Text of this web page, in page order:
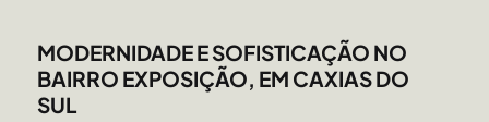
MODERNIDADE E SOFISTICAÇÃO NO
BAIRRO EXPOSIÇÃO, EM CAXIAS DO
SUL